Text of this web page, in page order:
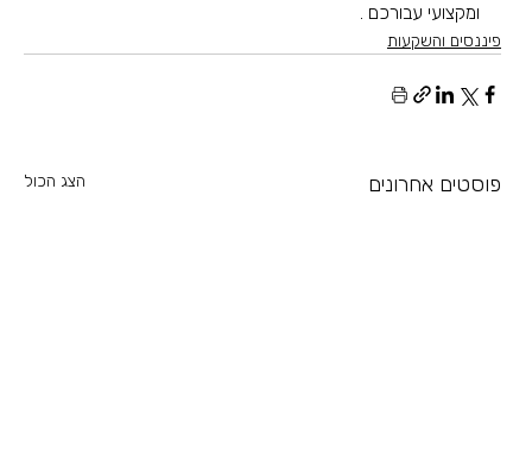
ומקצועי עבורכם .
פיננסים והשקעות
פוסטים אחרונים הצג הכול